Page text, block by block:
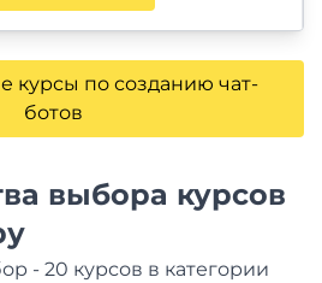
курсы по созданию чат-
ботов
выбора курсов
- 20 курсов в категории